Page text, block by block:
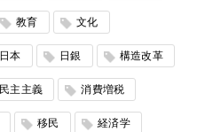
教育 文化
日本 日銀 構造改革
民主主義 消費増税
移民 経済学